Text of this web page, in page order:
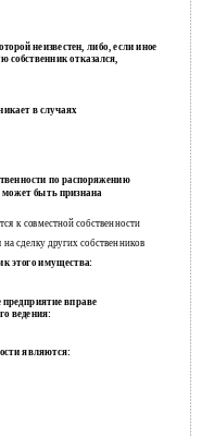
неизвестен, либо, если иное
собственник отказался,
в случаях
по распоряжению
может быть признана
к совместной собственности
сделку других собственников
этого имущества:
предприятие вправе
ведения:
являются: